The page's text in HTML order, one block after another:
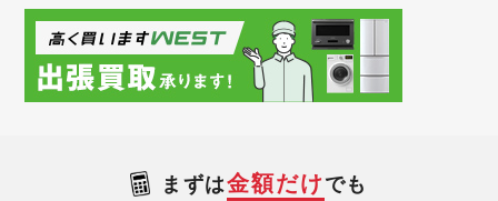
まずは金額だけ でも